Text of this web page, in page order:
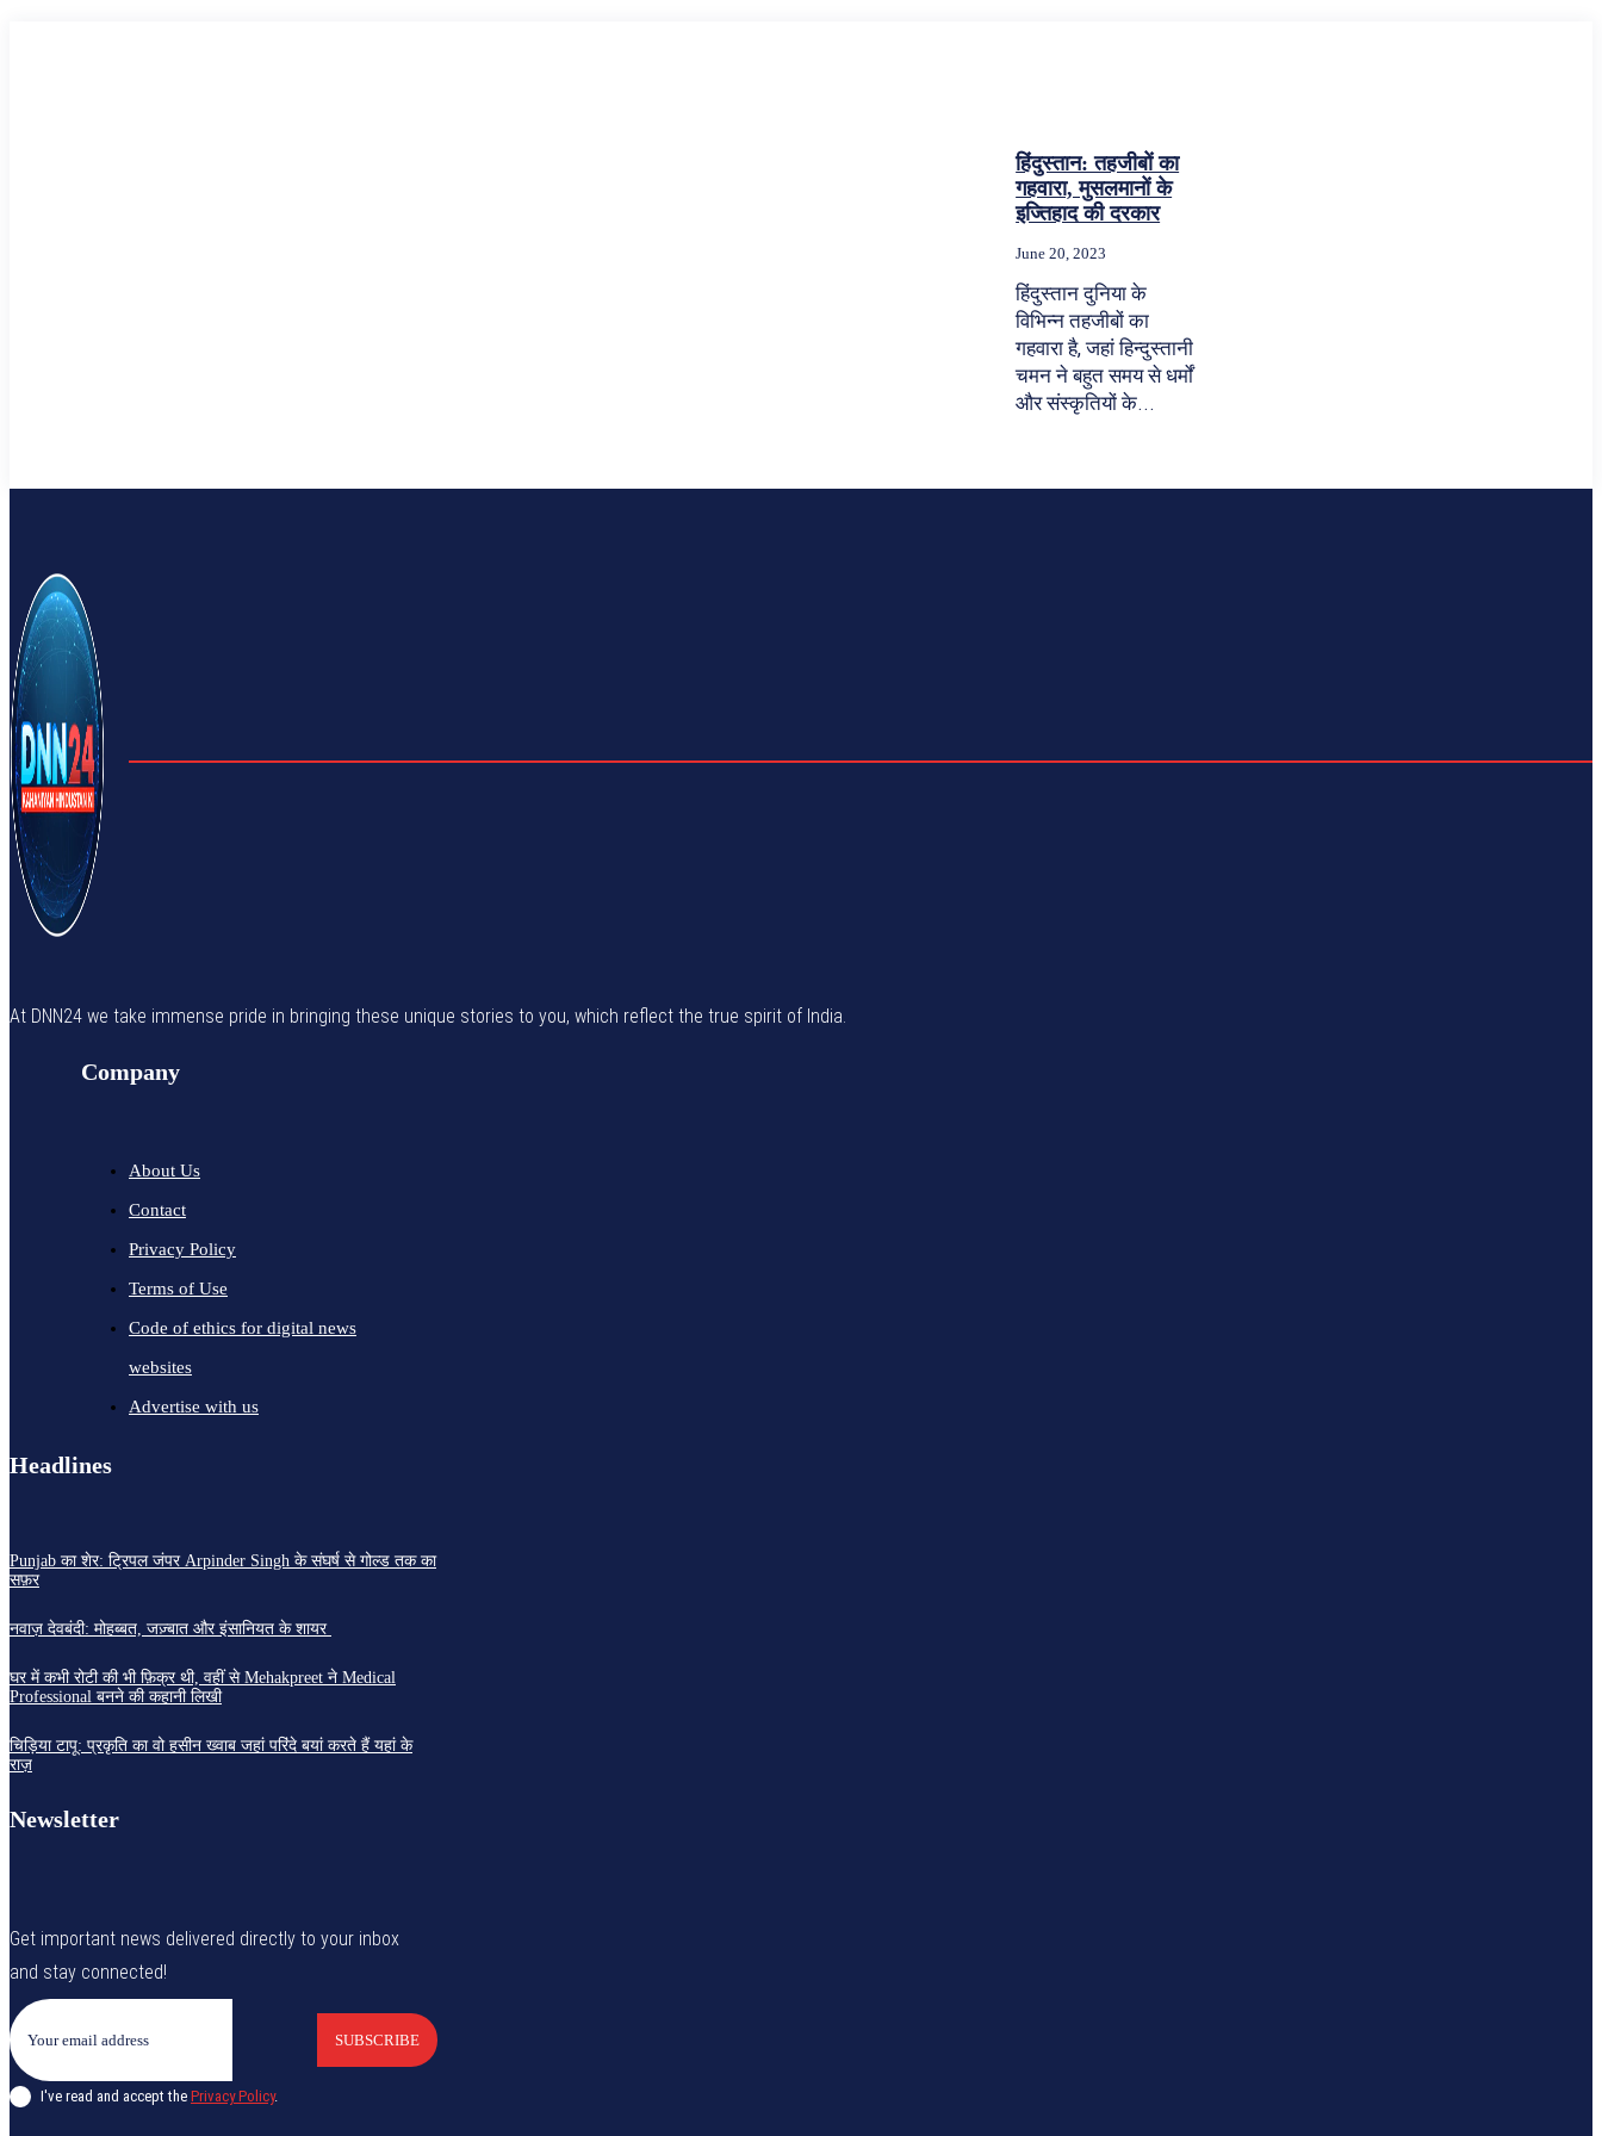
हिंदुस्तान: तहजीबों का
गहवारा, मुसलमानों के
इज्तिहाद की दरकार
June 20, 2023
हिंदुस्तान दुनिया के
विभिन्न तहजीबों का
गहवारा है, जहां हिन्दुस्तानी
चमन ने बहुत समय से धर्मों
और संस्कृतियों के...
At DNN24 we take immense pride in bringing these unique stories to you, which reflect the true spirit of India.
Company
About Us
Contact
Privacy Policy
Terms of Use
Code of ethics for digital news
websites
Advertise with us
Headlines
Punjab का शेर: ट्रिपल जंपर Arpinder Singh के संघर्ष से गोल्ड तक का
सफ़र
नवाज़ देवबंदी: मोहब्बत, जज़्बात और इंसानियत के शायर
घर में कभी रोटी की भी फ़िक्र थी, वहीं से Mehakpreet ने Medical
Professional बनने की कहानी लिखी
चिड़िया टापू: प्रकृति का वो हसीन ख्वाब जहां परिंदे बयां करते हैं यहां के
राज़
Newsletter
Get important news delivered directly to your inbox
and stay connected!
SUBSCRIBE
I've read and accept the Privacy Policy.